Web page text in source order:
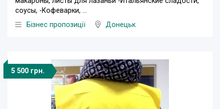
соусы, -Кофеварки, ...
Бізнес пропозиції
Донецьк
5 500 грн.